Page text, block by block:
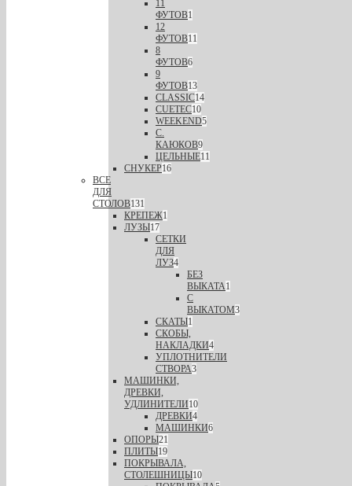
11
ФУТОВ1
12
ФУТОВ11
8
ФУТОВ6
9
ФУТОВ13
CLASSIC14
CUETEC10
WEEKEND5
С.
КАЮКОВ9
ЦЕЛЬНЫЕ11
СНУКЕР16
ВСЕ
ДЛЯ
СТОЛОВ131
КРЕПЕЖ1
ЛУЗЫ17
СЕТКИ
ДЛЯ
ЛУЗ4
БЕЗ
ВЫКАТА1
С
ВЫКАТОМ3
СКАТЫ1
СКОБЫ,
НАКЛАДКИ4
УПЛОТНИТЕЛИ
СТВОРА3
МАШИНКИ,
ДРЕВКИ,
УДЛИНИТЕЛИ10
ДРЕВКИ4
МАШИНКИ6
ОПОРЫ21
ПЛИТЫ19
ПОКРЫВАЛА,
СТОЛЕШНИЦЫ10